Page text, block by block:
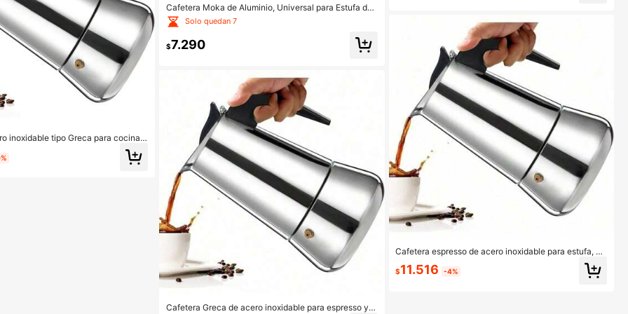
inoxidable tipo Greca para cocina d
de cerámica, apropiada para ha
y moca, ideal para la vuelta a clase
Cafetera Moka de Aluminio, Universal para Estufa de
Gas y Placa de Inducción
Solo quedan 7
$7.290
Cafetera Greca de acero inoxidable para espresso y
Cafetera espresso de acero inoxidable para estufa, pe
rcoladora italiana para café, máquina de café Mocha
Greca, clásica para cocinas de inducción para el hog
$11.516 -4%